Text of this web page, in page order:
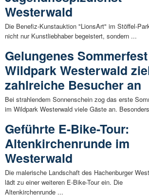
Westerwald
Die Benefiz-Kunstauktion "LionsArt" im Stöffel-
nicht nur Kunstliebhaber begeistert, sondern ...
Gelungenes
Wildpark Westerwald
zahlreiche Besucher an
Bei strahlendem Sonnenschein zog das erste
im Wildpark Westerwald viele Gäste an.
Geführte E-Bike-Tour:
Altenkirchenrunde im
Westerwald
Die malerische Landschaft des Hachenburger
lädt zu einer weiteren E-Bike-Tour ein. Die
Altenkirchenrunde ...